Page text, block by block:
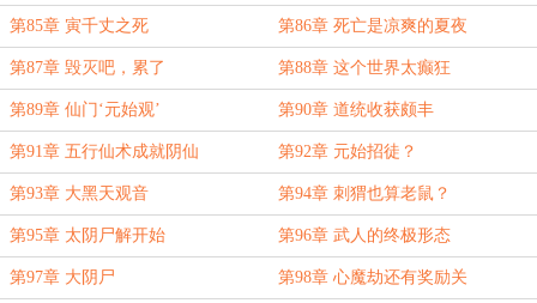
第85章 寅千丈之死 第86章 死亡是凉爽的夏夜
第87章 毁灭吧，累了 第88章 这个世界太癫狂
第89章 仙门‘元始观’ 第90章 道统收获颇丰
第91章 五行仙术成就阴仙 第92章 元始招徒？
第93章 大黑天观音 第94章 刺猬也算老鼠？
第95章 太阴尸解开始 第96章 武人的终极形态
第97章 大阴尸 第98章 心魔劫还有奖励关